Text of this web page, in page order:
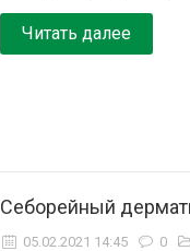
Читать далее
Себорейный
05.02.2021 14:45 0